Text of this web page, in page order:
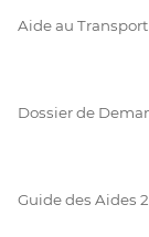
Aide au Transport
Dossier de
Guide des Aides